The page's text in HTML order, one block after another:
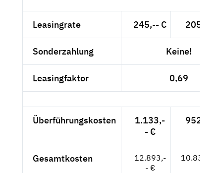
Leasingrate 245,-- € 205,88 €
Sonderzahlung Keine!
Leasingfaktor 0,69
Überführungskosten
1.133,-
- €
952,10 €
Gesamtkosten
12.893,-
- €
10.834,45